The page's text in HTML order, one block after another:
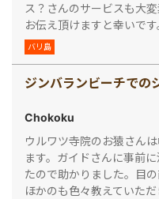
ス？さんのサービスも大
お伝え頂けますと幸いです
バリ島
Chokoku
ウルワツ寺院のお猿さん
ます。ガイドさんに事前
たので助かりました。目
ほかのも色々教えていた